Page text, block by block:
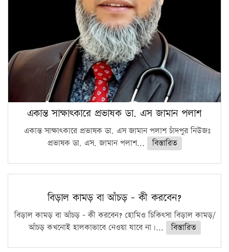
একান্ত সাক্ষাৎকারে প্রভাষক ডা. এস জামান পলাশ
একান্ত সাক্ষাৎকারে প্রভাষক ডা. এস জামান পলাশ চাঁদপুর নিউজঃ
প্রভাষক ডা. এস. জামান পলাশ...
বিস্তারিত
বিড়াল কামড় বা আঁচড় – কী করবেন?
বিড়াল কামড় বা আঁচড় – কী করবেন? হোমিও চিকিৎসা বিড়াল কামড়/
আঁচড় কখনোই হালকাভাবে নেওয়া যাবে না।...
বিস্তারিত